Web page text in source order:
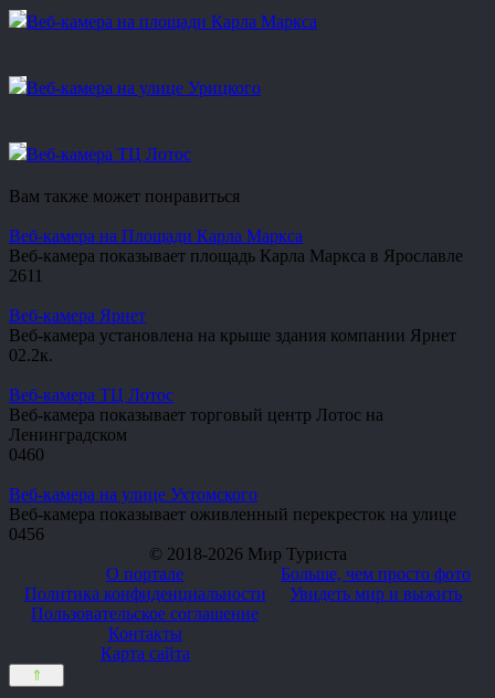
Веб-камера на площади Карла Маркса
Веб-камера на улице Урицкого
Веб-камера ТЦ Лотос
Вам также может понравиться
Веб-камера на Площади Карла Маркса
Веб-камера показывает площадь Карла Маркса в Ярославле
2611
Веб-камера Ярнет
Веб-камера установлена на крыше здания компании Ярнет
02.2к.
Веб-камера ТЦ Лотос
Веб-камера показывает торговый центр Лотос на
Ленинградском
0460
Веб-камера на улице Ухтомского
Веб-камера показывает оживленный перекресток на улице
0456
© 2018-2026 Мир Туриста
О портале
Политика конфиденциальности
Пользовательское соглашение
Контакты
Карта сайта
Больше, чем просто фото
Увидеть мир и выжить